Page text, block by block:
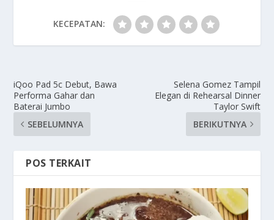
KECEPATAN:
iQoo Pad 5c Debut, Bawa
Performa Gahar dan
Baterai Jumbo
SEBELUMNYA
Selena Gomez Tampil
Elegan di Rehearsal Dinner
Taylor Swift
BERIKUTNYA
POS TERKAIT